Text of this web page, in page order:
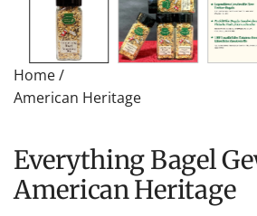
Home/
American Heritage
Everything Bagel Gewürz von
American Heritage